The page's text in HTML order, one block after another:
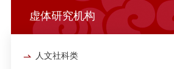
虚体研究机构
人文社科类